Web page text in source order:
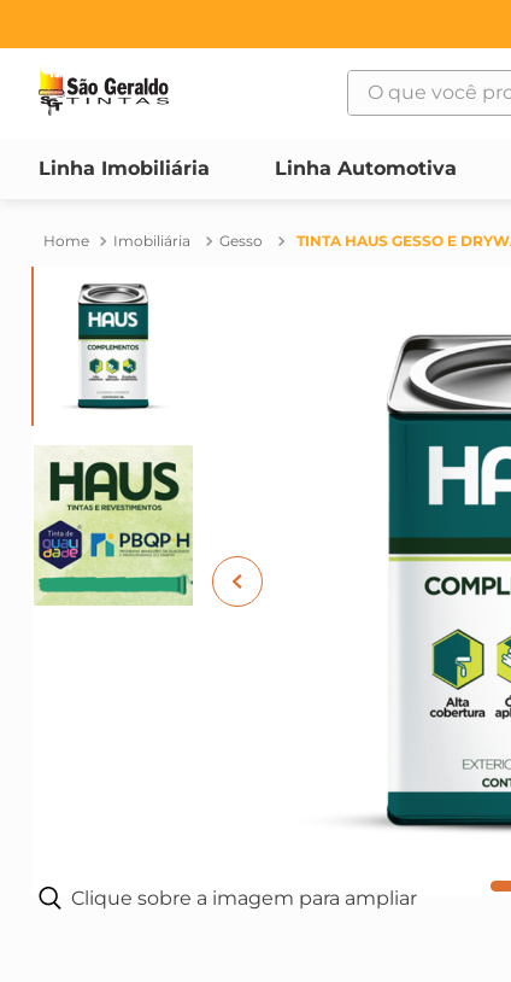
O que você
Linha Imobiliária Linha Automotiva
Imobiliária Gesso TINTA HAUS GESSO E
Clique sobre a imagem para ampliar
1º
suvinil
vonder
montana
massa corrida
maquinas
fundo preparador